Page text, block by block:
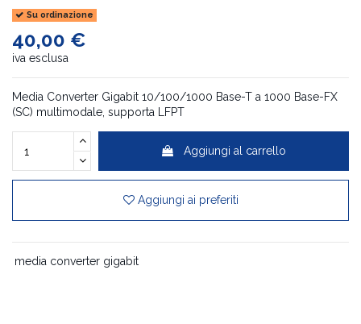
Su ordinazione
40,00 €
iva esclusa
Media Converter Gigabit 10/100/1000 Base-T a 1000 Base-FX
(SC) multimodale, supporta LFPT
Aggiungi al carrello
Aggiungi ai preferiti
media converter gigabit